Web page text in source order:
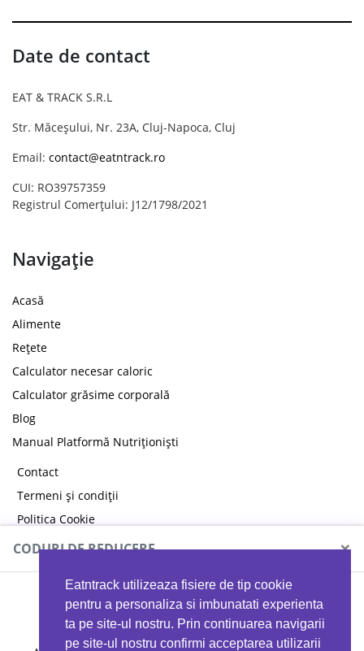
Eatntrack utilizeaza fisiere de tip cookie
pentru a personaliza si imbunatati experienta
ta pe site-ul nostru. Prin continuarea navigarii
pe site-ul nostru confirmi acceptarea utilizarii
Date de contact
EAT & TRACK S.R.L
Str. Măceșului, Nr. 23A, Cluj-Napoca, Cluj
Email: contact@eatntrack.ro
CUI: RO39757359
Registrul Comerțului: J12/1798/2021
Navigație
Acasă
Alimente
Rețete
Calculator necesar caloric
Calculator grăsime corporală
Blog
Manual Platformă Nutriționiști
Contact
Termeni și condiții
Politica Cookie
Politica de confidențialitate
CODURI DE REDUCERE ×
MYPROTEIN